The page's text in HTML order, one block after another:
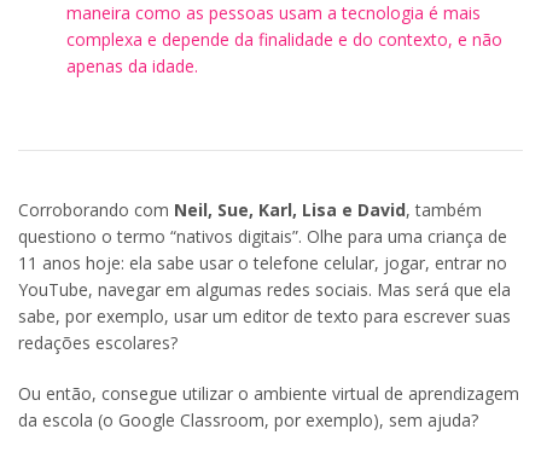
maneira como as pessoas usam a tecnologia é mais
complexa e depende da finalidade e do contexto, e não
apenas da idade.
Corroborando com Neil, Sue, Karl, Lisa e David, também
questiono o termo “nativos digitais”. Olhe para uma criança de
11 anos hoje: ela sabe usar o telefone celular, jogar, entrar no
YouTube, navegar em algumas redes sociais. Mas será que ela
sabe, por exemplo, usar um editor de texto para escrever suas
redações escolares?
Ou então, consegue utilizar o ambiente virtual de aprendizagem
da escola (o Google Classroom, por exemplo), sem ajuda?